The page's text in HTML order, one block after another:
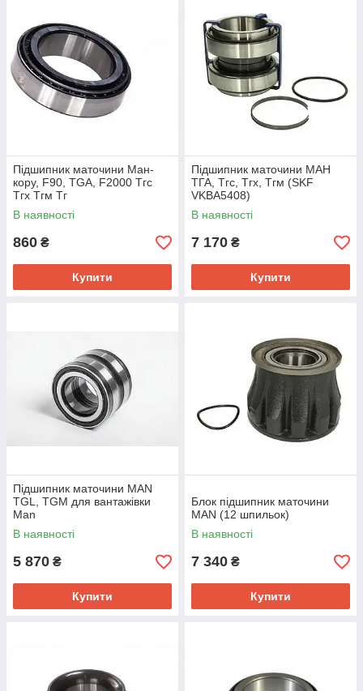
Підшипник маточини Ман-
кору, F90, TGA, F2000 Тгс
Тгх Тгм Тг
В наявності
860 ₴
Купити
Підшипник маточини МАН
ТГА, Тгс, Тгх, Тгм (SKF
VKBA5408)
В наявності
7 170 ₴
Купити
Підшипник маточини MAN
TGL, TGM для вантажівки
Man
В наявності
5 870 ₴
Купити
Блок підшипник маточини
MAN (12 шпильок)
В наявності
7 340 ₴
Купити